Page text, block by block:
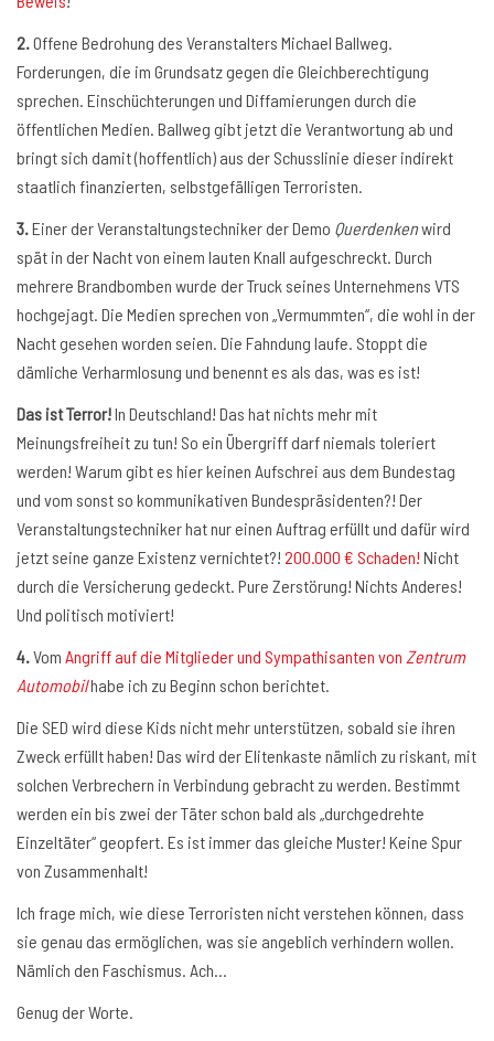
2. Offene Bedrohung des Veranstalters Michael Ballweg.
Forderungen, die im Grundsatz gegen die Gleichberechtigung
sprechen. Einschüchterungen und Diffamierungen durch die
öffentlichen Medien. Ballweg gibt jetzt die Verantwortung ab und
bringt sich damit (hoffentlich) aus der Schusslinie dieser indirekt
staatlich finanzierten, selbstgefälligen Terroristen.
3. Einer der Veranstaltungstechniker der Demo Querdenkenwird
spät in der Nacht von einem lauten Knall aufgeschreckt. Durch
mehrere Brandbomben wurde der Truck seines Unternehmens VTS
hochgejagt. Die Medien sprechen von „Vermummten“, die wohl in der
Nacht gesehen worden seien. Die Fahndung laufe. Stoppt die
dämliche Verharmlosung und benennt es als das, was es ist!
Das ist Terror!In Deutschland! Das hat nichts mehr mit
Meinungsfreiheit zu tun! So ein Übergriff darf niemals toleriert
werden! Warum gibt es hier keinen Aufschrei aus dem Bundestag
und vom sonst so kommunikativen Bundespräsidenten?! Der
Veranstaltungstechniker hat nur einen Auftrag erfüllt und dafür wird
jetzt seine ganze Existenz vernichtet?! 200.000 € Schaden! Nicht
durch die Versicherung gedeckt. Pure Zerstörung! Nichts Anderes!
Und politisch motiviert!
4. Vom Angriff auf die Mitglieder und Sympathisanten von Zentrum
Automobilhabe ich zu Beginn schon berichtet.
Die SED wird diese Kids nicht mehr unterstützen, sobald sie ihren
Zweck erfüllt haben! Das wird der Elitenkaste nämlich zu riskant, mit
solchen Verbrechern in Verbindung gebracht zu werden. Bestimmt
werden ein bis zwei der Täter schon bald als „durchgedrehte
Einzeltäter“ geopfert. Es ist immer das gleiche Muster! Keine Spur
von Zusammenhalt!
Ich frage mich, wie diese Terroristen nicht verstehen können, dass
sie genau das ermöglichen, was sie angeblich verhindern wollen.
Nämlich den Faschismus. Ach…
Genug der Worte.